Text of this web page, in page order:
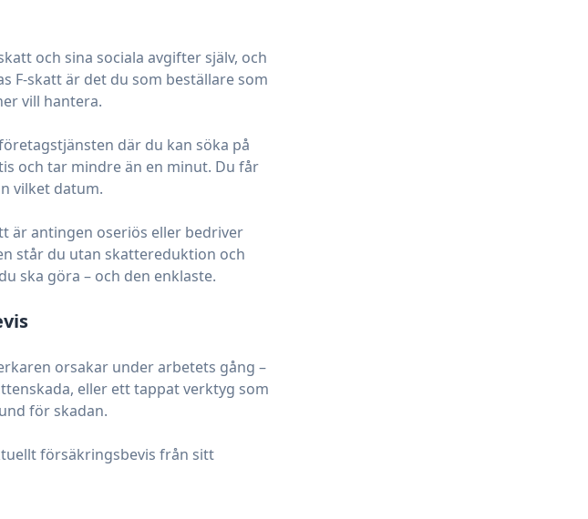
och sina sociala avgifter själv, och
F-skatt är det du som beställare som
vill hantera.
där du kan söka på
och tar mindre än en minut. Du får
vilket datum.
är antingen oseriös eller bedriver
står du utan skattereduktion och
ska göra – och den enklaste.
orsakar under arbetets gång –
eller ett tappat verktyg som
för skadan.
försäkringsbevis från sitt